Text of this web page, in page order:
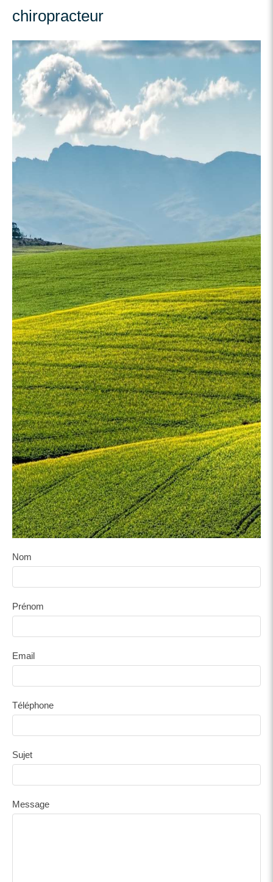
chiropracteur
Nom
Prénom
Email
Téléphone
Sujet
Message